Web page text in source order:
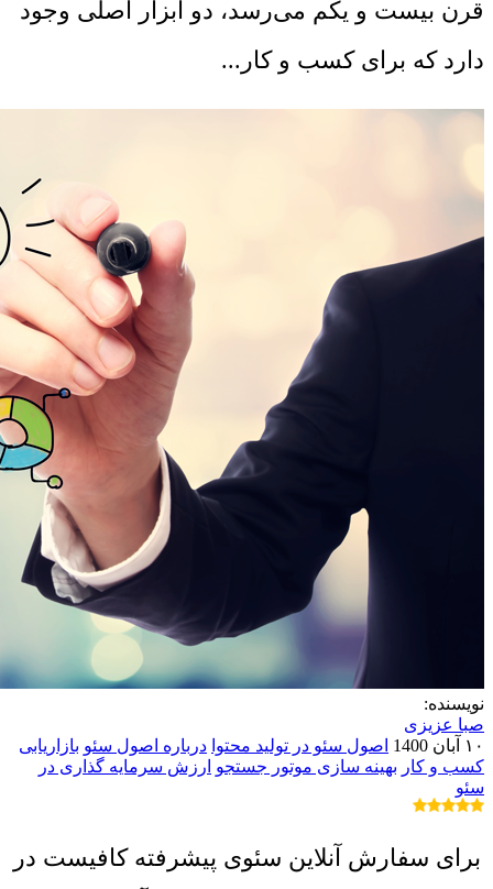
قرن بیست و یکم می‌رسد، دو ابزار اصلی وجود
دارد که برای کسب و کار...
نویسنده:
صبا عزیزی
۱۰ آبان 1400
اصول سئو در تولید محتوا درباره اصول سئو بازاریابی
کسب و کار بهینه سازی موتور جستجو ارزش سرمایه گذاری در
سئو
برای سفارش آنلاین سئوی پیشرفته کافیست در